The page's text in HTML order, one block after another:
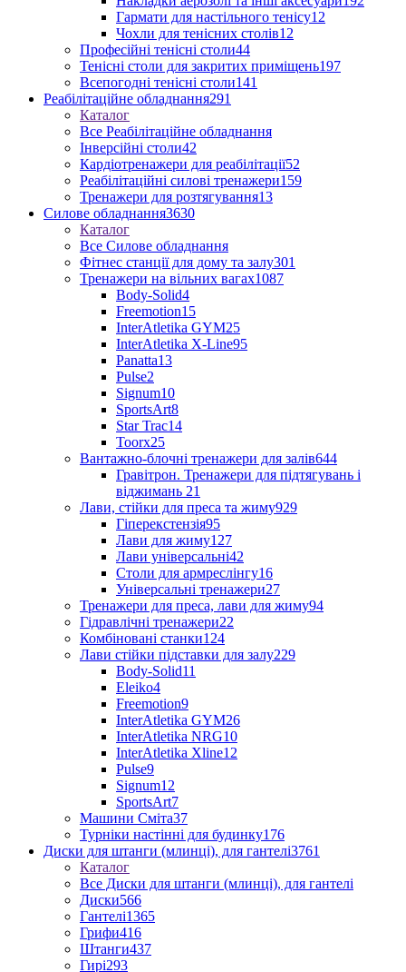
Гармати для настільного тенісу12
Чохли для тенісних столів12
Професійні тенісні столи44
Тенісні столи для закритих приміщень197
Всепогодні тенісні столи141
Реабілітаційне обладнання291
Каталог
Все Реабілітаційне обладнання
Інверсійні столи42
Кардіотренажери для реабілітації52
Реабілітаційні силові тренажери159
Тренажери для розтягування13
Силове обладнання3630
Каталог
Все Силове обладнання
Фітнес станції для дому та залу301
Тренажери на вільних вагах1087
Body-Solid4
Freemotion15
InterAtletika GYM25
InterAtletika X-Line95
Panatta13
Pulse2
Signum10
SportsArt8
Star Trac14
Toorx25
Вантажно-блочні тренажери для залів644
Гравітрон. Тренажери для підтягувань і
віджимань 21
Лави, стійки для преса та жиму929
Гіперекстензія95
Лави для жиму127
Лави універсальні42
Столи для армреслінгу16
Універсальні тренажери27
Тренажери для преса, лави для жиму94
Гідравлічні тренажери22
Комбіновані станки124
Лави стійки підставки для залу229
Body-Solid11
Eleiko4
Freemotion9
InterAtletika GYM26
InterAtletika NRG10
InterAtletika Xline12
Pulse9
Signum12
SportsArt7
Машини Сміта37
Турніки настінні для будинку176
Диски для штанги (млинці), для гантелі3761
Каталог
Все Диски для штанги (млинці), для гантелі
Диски566
Гантелі1365
Грифи416
Штанги437
Гирі293